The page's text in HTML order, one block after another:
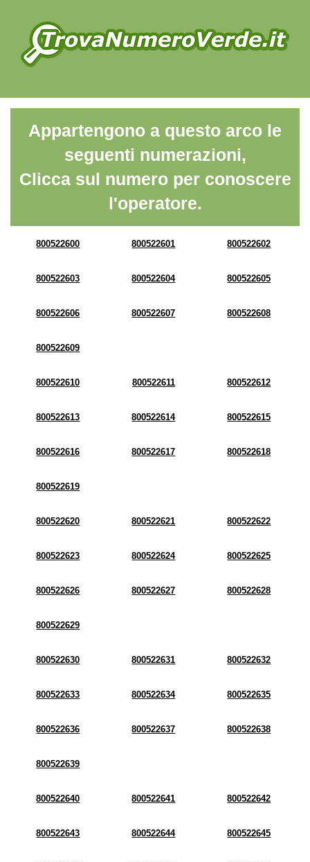
Appartengono a questo arco le
seguenti numerazioni,
Clicca sul numero per conoscere
l'operatore.
800522600 800522601 800522602
800522603 800522604 800522605
800522606 800522607 800522608
800522609
800522610 800522611 800522612
800522613 800522614 800522615
800522616 800522617 800522618
800522619
800522620 800522621 800522622
800522623 800522624 800522625
800522626 800522627 800522628
800522629
800522630 800522631 800522632
800522633 800522634 800522635
800522636 800522637 800522638
800522639
800522640 800522641 800522642
800522643 800522644 800522645